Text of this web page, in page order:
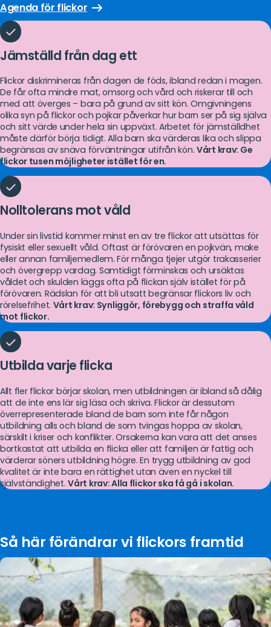
Agenda för flickor
Jämställd från dag ett
Flickor diskrimineras från dagen de föds, ibland redan i magen.
De får ofta mindre mat, omsorg och vård och riskerar till och
med att överges – bara på grund av sitt kön. Omgivningens
olika syn på flickor och pojkar påverkar hur barn ser på sig själva
och sitt värde under hela sin uppväxt. Arbetet för jämställdhet
måste därför börja tidigt. Alla barn ska värderas lika och slippa
begränsas av snäva förväntningar utifrån kön.Vårt krav: Ge
flickor tusen möjligheter istället för en.
Nolltolerans mot våld
Under sin livstid kommer minst en av tre flickor att utsättas för
fysiskt eller sexuellt våld. Oftast är förövaren en pojkvän, make
eller annan familjemedlem. För många tjejer utgör trakasserier
och övergrepp vardag. Samtidigt förminskas och ursäktas
våldet och skulden läggs ofta på flickan själv istället för på
förövaren. Rädslan för att bli utsatt begränsar flickors liv och
rörelsefrihet. Vårt krav: Synliggör, förebygg och straffa våld
mot flickor.
Utbilda varje flicka
Allt fler flickor börjar skolan, men utbildningen är ibland så dålig
att de inte ens lär sig läsa och skriva. Flickor är dessutom
överrepresenterade bland de barn som inte får någon
utbildning alls och bland de som tvingas hoppa av skolan,
särskilt i kriser och konflikter. Orsakerna kan vara att det anses
bortkastat att utbilda en flicka eller att familjen är fattig och
värderar söners utbildning högre. En trygg utbildning av god
kvalitet är inte bara en rättighet utan även en nyckel till
självständighet.Vårt krav: Alla flickor ska få gå i skolan.
Så här förändrar vi flickors framtid